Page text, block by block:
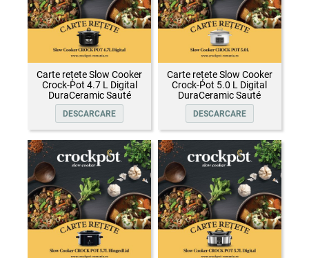
Carte rețete Slow Cooker
Crock-Pot 4.7 L Digital
DuraCeramic Sauté
DESCARCARE
Carte rețete Slow Cooker
Crock-Pot 5.0 L Digital
DuraCeramic Sauté
DESCARCARE